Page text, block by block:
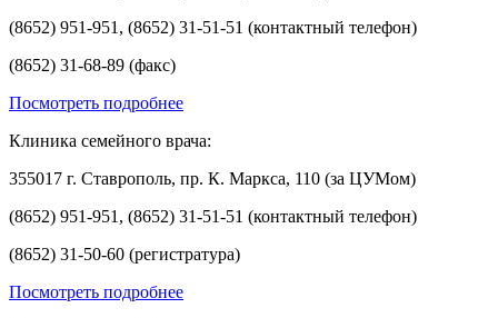
(8652) 951-951, (8652) 31-51-51 (контактный телефон)
(8652) 31-68-89 (факс)
Посмотреть подробнее
Клиника семейного врача:
355017 г. Ставрополь, пр. К. Маркса, 110 (за ЦУМом)
(8652) 951-951, (8652) 31-51-51 (контактный телефон)
(8652) 31-50-60 (регистратура)
Посмотреть подробнее